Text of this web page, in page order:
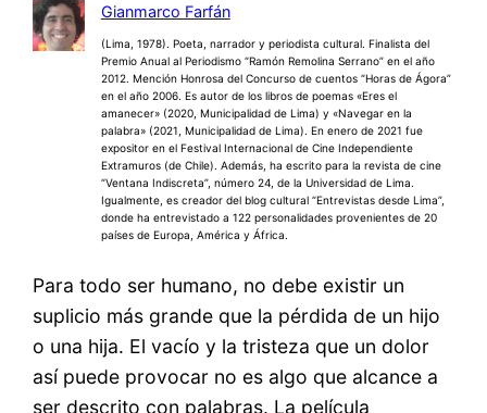
Gianmarco Farfán
(Lima, 1978). Poeta, narrador y periodista cultural. Finalista del
Premio Anual al Periodismo “Ramón Remolina Serrano” en el año
2012. Mención Honrosa del Concurso de cuentos “Horas de Ágora”
en el año 2006. Es autor de los libros de poemas «Eres el
amanecer» (2020, Municipalidad de Lima) y «Navegar en la
palabra» (2021, Municipalidad de Lima). En enero de 2021 fue
expositor en el Festival Internacional de Cine Independiente
Extramuros (de Chile). Además, ha escrito para la revista de cine
“Ventana Indiscreta”, número 24, de la Universidad de Lima.
Igualmente, es creador del blog cultural “Entrevistas desde Lima”,
donde ha entrevistado a 122 personalidades provenientes de 20
países de Europa, América y África.
Para todo ser humano, no debe existir un
suplicio más grande que la pérdida de un hijo
o una hija. El vacío y la tristeza que un dolor
así puede provocar no es algo que alcance a
ser descrito con palabras. La película